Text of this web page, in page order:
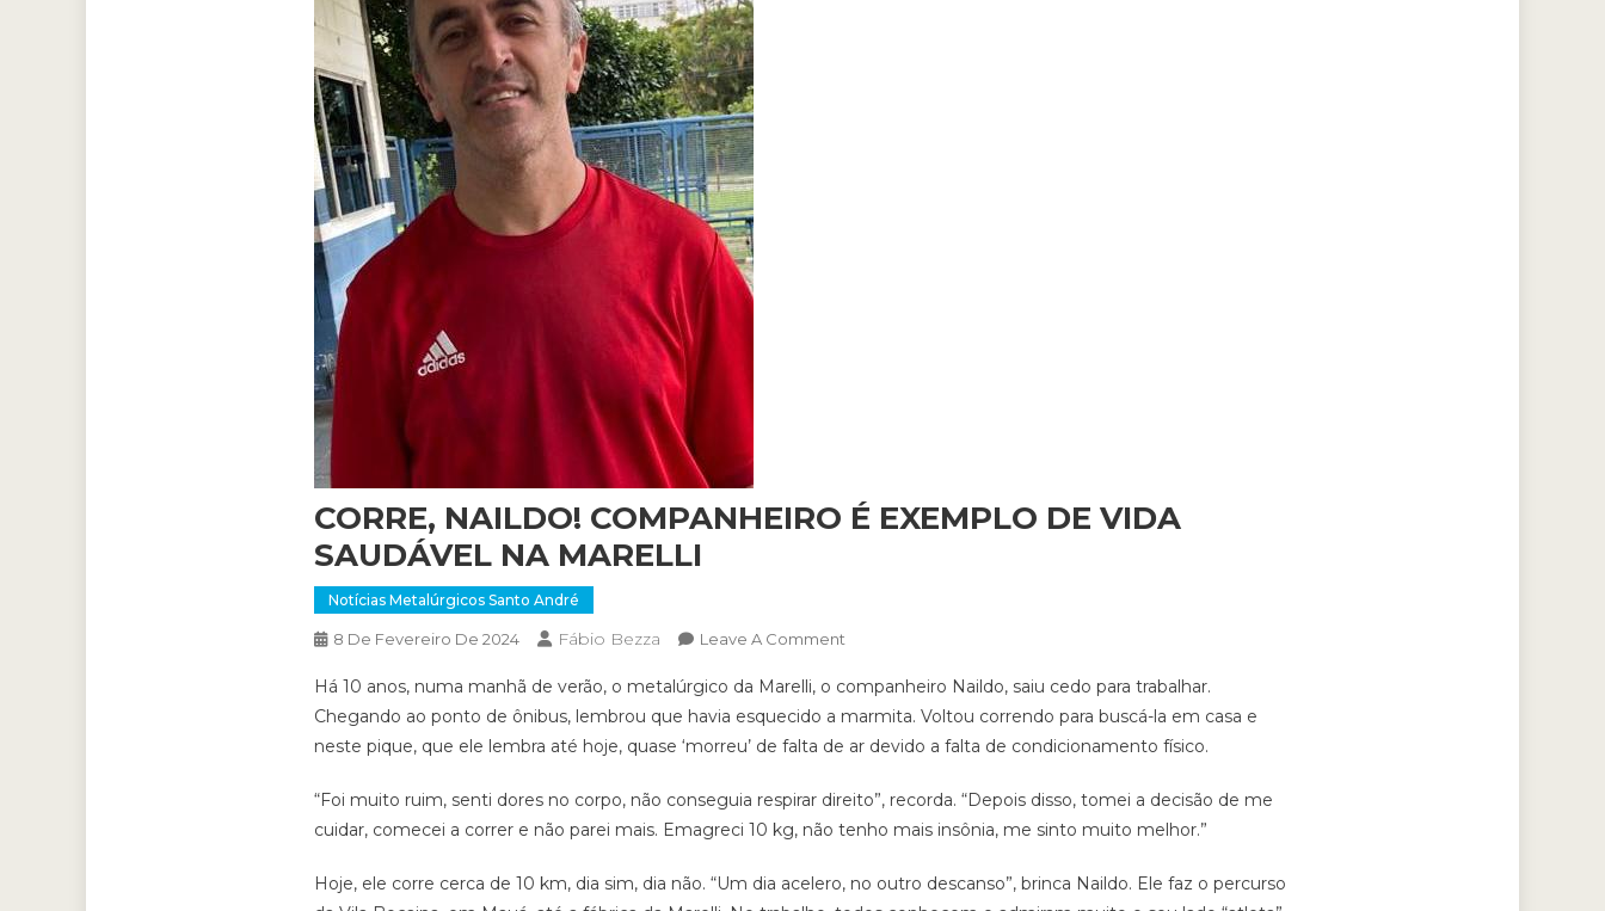
CORRE, NAILDO! COMPANHEIRO É EXEMPLO DE VIDA
SAUDÁVEL NA MARELLI
Notícias Metalúrgicos Santo André
8 De Fevereiro De 2024 Fábio Bezza Leave A CommentOn
NAILDO!
COMPANHEIRO
É
DE
VIDA
NA
Há 10 anos, numa manhã de verão, o metalúrgico da Marelli, o companheiro Naildo, saiu cedo para trabalhar.
Chegando ao ponto de ônibus, lembrou que havia esquecido a marmita. Voltou correndo para buscá-la em casa e
neste pique, que ele lembra até hoje, quase ‘morreu’ de falta de ar devido a falta de condicionamento físico.
“Foi muito ruim, senti dores no corpo, não conseguia respirar direito”, recorda. “Depois disso, tomei a decisão de me
cuidar, comecei a correr e não parei mais. Emagreci 10 kg, não tenho mais insônia, me sinto muito melhor.”
Hoje, ele corre cerca de 10 km, dia sim, dia não. “Um dia acelero, no outro descanso”, brinca Naildo. Ele faz o percurso